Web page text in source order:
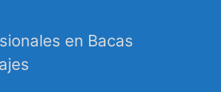
en Bacas